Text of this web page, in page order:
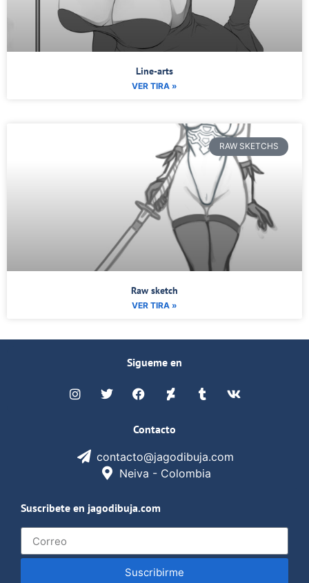
Line-arts
VER TIRA »
RAW SKETCHS
Raw sketch
VER TIRA »
Sigueme en
Contacto
contacto@jagodibuja.com
Neiva - Colombia
Suscribete en jagodibuja.com
Suscribirme